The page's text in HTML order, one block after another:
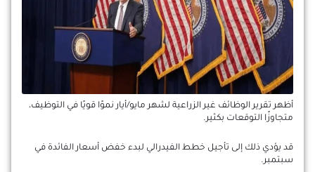
أظهر تقرير الوظائف غير الزراعية لشهر مايو/أيار نموًا قويًا في التوظيف،
متجاوزًا التوقعات بكثير.
قد يؤدي ذلك إلى تأجيل خطط الفيدرالي لبدء خفض أسعار الفائدة في
سبتمبر.